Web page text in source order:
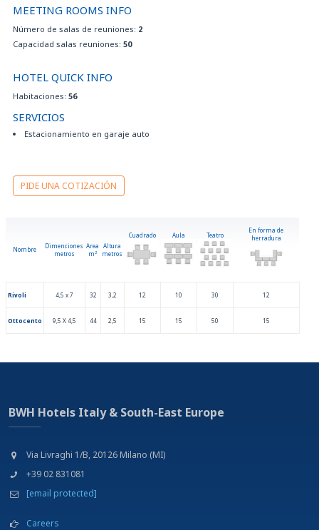
MEETING ROOMS INFO
Número de salas de reuniones: 2
Capacidad salas reuniones: 50
HOTEL QUICK INFO
Habitaciones: 56
SERVICIOS
Estacionamiento en garaje auto
PIDE UNA COTIZACIÓN
Nombre
Dimenciones
metros
Area
m2
Altura
metros
Cuadrado Aula Teatro
En forma de
herradura
Rivoli 4,5 x 7 32 3,2 12 10 30 12
Ottocento 9,5 X 4,5 44 2,5 15 15 50 15
BWH Hotels Italy & South-East Europe
Via Livraghi 1/B, 20126 Milano (MI)
+39 02 831081
[email protected]
Careers